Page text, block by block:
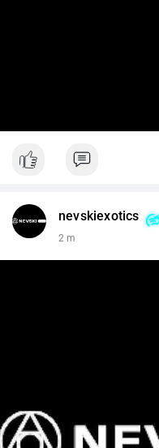
nevskiexotics
2 m